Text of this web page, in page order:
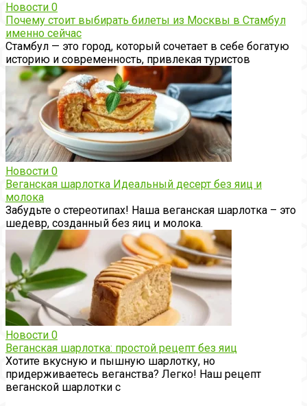
Новости 0
Почему стоит выбирать билеты из Москвы в Стамбул
именно сейчас
Стамбул — это город, который сочетает в себе богатую
историю и современность, привлекая туристов
Новости 0
Веганская шарлотка Идеальный десерт без яиц и
молока
Забудьте о стереотипах! Наша веганская шарлотка – это
шедевр, созданный без яиц и молока.
Новости 0
Веганская шарлотка: простой рецепт без яиц
Хотите вкусную и пышную шарлотку, но
придерживаетесь веганства? Легко! Наш рецепт
веганской шарлотки с